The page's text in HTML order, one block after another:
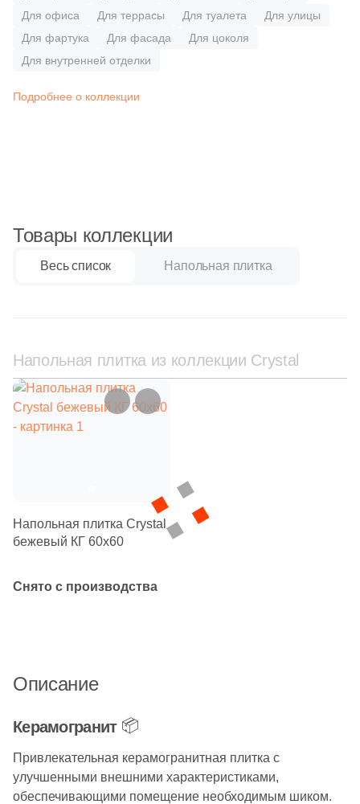
Белая
Бежевая
Серая
Черная
40x80
30x60
60x60
Для офиса
Для террасы Для туалета
Для улицы
Для фартука
Для фасада
Для цоколя
Для внутренней отделки
Подробнее о коллекции
Товары коллекции
Весь список Напольная плитка
Напольная плитка из коллекции Crystal
Напольная плитка Crystal
бежевый КГ 60х60
Снято с производства
Описание
Керамогранит 📦
Привлекательная керамогранитная плитка с
улучшенными внешними характеристиками,
обеспечивающими помещение необходимым шиком.